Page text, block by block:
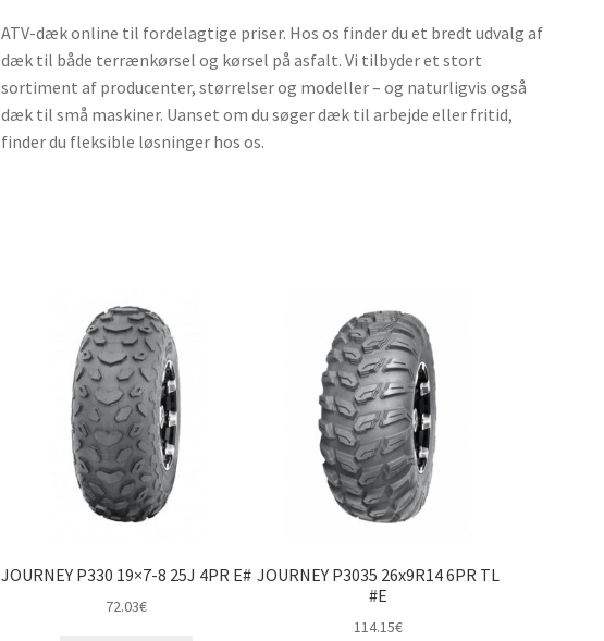
ATV-dæk online til fordelagtige priser. Hos os finder du et bredt udvalg af
dæk til både terrænkørsel og kørsel på asfalt. Vi tilbyder et stort
sortiment af producenter, størrelser og modeller – og naturligvis også
dæk til små maskiner. Uanset om du søger dæk til arbejde eller fritid,
finder du fleksible løsninger hos os.
JOURNEY P330 19×7-8 25J 4PR E#
72.03€
JOURNEY P3035 26x9R14 6PR TL
#E
114.15€